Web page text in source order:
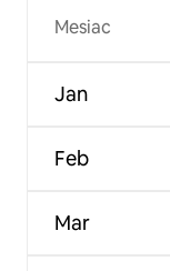
Mesiac
Jan
Feb
Mar